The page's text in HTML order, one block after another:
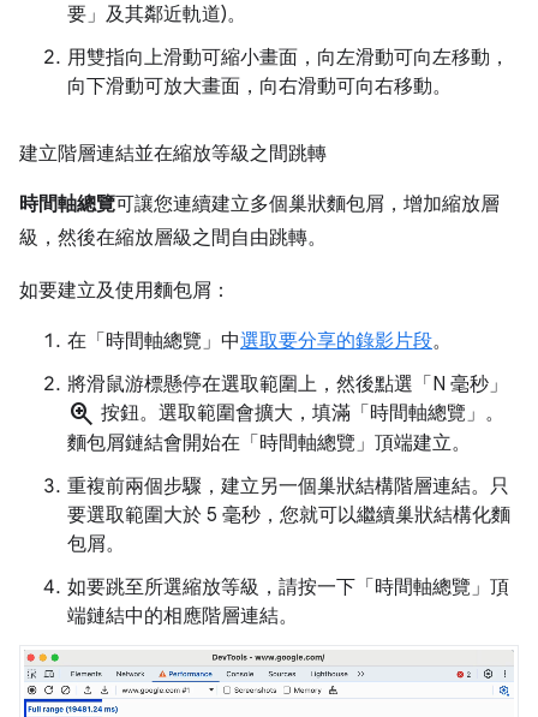
要」 及其鄰近軌道)。
用雙指向上滑動可縮小畫面，向左滑動可向左移動，
向下滑動可放大畫面，向右滑動可向右移動。
建立階層連結並在縮放等級之間跳轉
時間軸總覽可讓您連續建立多個巢狀麵包屑，增加縮放層
級，然後在縮放層級之間自由跳轉。
如要建立及使用麵包屑：
在「時間軸總覽」 中選取要分享的錄影片段。
將滑鼠游標懸停在選取範圍上，然後點選「N 毫秒」
zoom_in 按鈕。選取範圍會擴大，填滿「時間軸總覽」 。
麵包屑鏈結會開始在「時間軸總覽」 頂端建立。
重複前兩個步驟，建立另一個巢狀結構階層連結。只
要選取範圍大於 5 毫秒，您就可以繼續巢狀結構化麵
包屑。
如要跳至所選縮放等級，請按一下「時間軸總覽」 頂
端鏈結中的相應階層連結。